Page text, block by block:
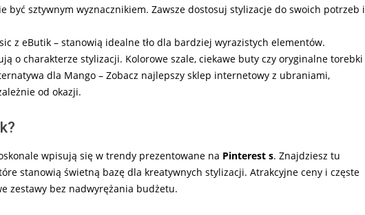
być sztywnym wyznacznikiem. Zawsze dostosuj stylizacje do swoich potrzeb i
z eButik – stanowią idealne tło dla bardziej wyrazistych elementów.
o charakterze stylizacji. Kolorowe szale, ciekawe buty czy oryginalne torebki
dla Mango – Zobacz najlepszy sklep internetowy z ubraniami,
od okazji.
wpisują się w trendy prezentowane na Pinterest s. Znajdziesz tu
stanowią świetną bazę dla kreatywnych stylizacji. Atrakcyjne ceny i częste
zestawy bez nadwyrężania budżetu.